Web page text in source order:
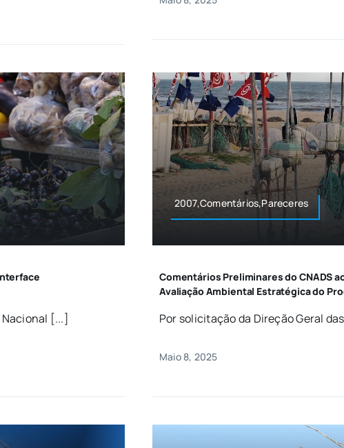
Nacional [...]
2007,Comentários,Pareceres
Comentários Preliminares do CNADS
Avaliação Ambiental Estratégica do
Por solicitação da Direção Geral
Maio 8, 2025